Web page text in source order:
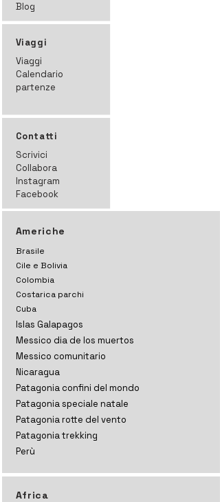
Blog
Viaggi
Viaggi
Calendario
partenze
Contatti
Scrivici
Collabora
Instagram
Facebook
Americhe
Brasile
Cile e Bolivia
Colombia
Costarica parchi
Cuba
Islas Galapagos
Messico dia de los muertos
Messico comunitario
Nicaragua
Patagonia confini del mondo
Patagonia speciale natale
Patagonia rotte del vento
Patagonia trekking
Perù
Africa